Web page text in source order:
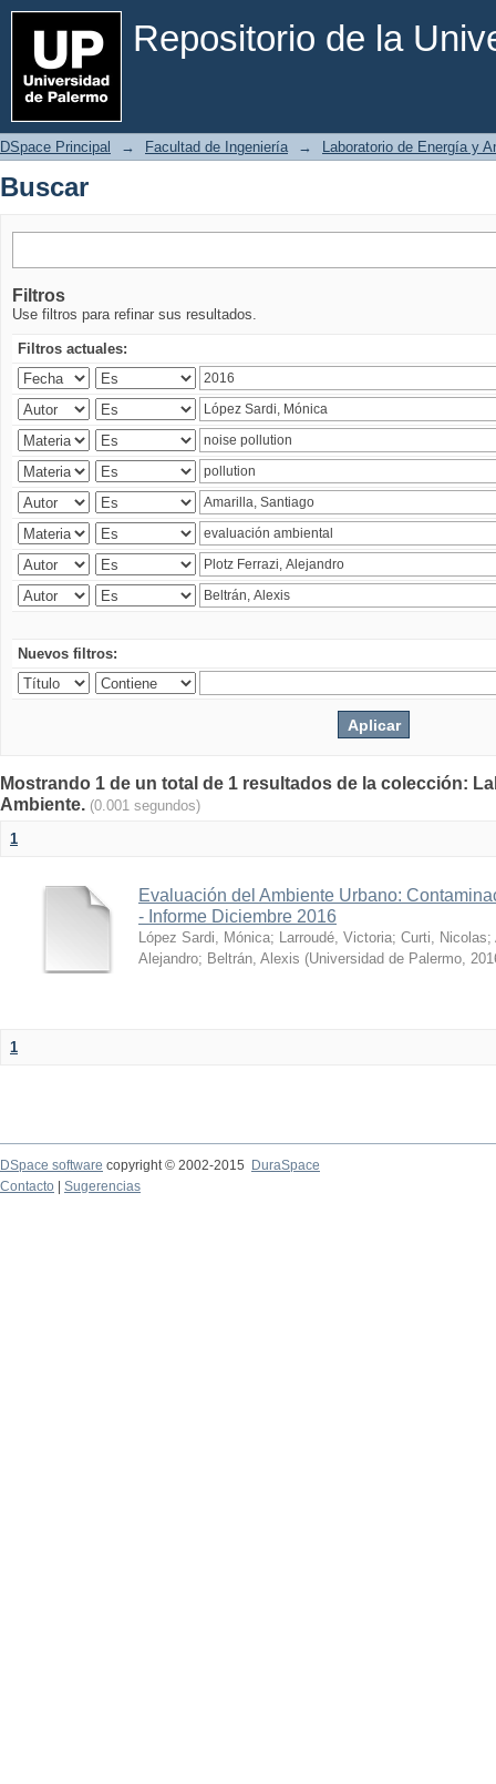
Repositorio de la
Buscar
DSpace Principal → Facultad de Ingeniería → Laboratorio de Energía y
Buscar
Filtros
Use filtros para refinar sus resultados.
Filtros actuales:
Nuevos filtros:
Mostrando 1 de un total de 1 resultados de la colección:
Ambiente. (0.001 segundos)
1
Evaluación del Ambiente Urbano:
- Informe Diciembre 2016
López Sardi, Mónica; Larroudé, Victoria; Curti, Nicolas;
Alejandro; Beltrán, Alexis (Universidad de Palermo,
1
DSpace software copyright © 2002-2015
DuraSpace
Contacto
Sugerencias